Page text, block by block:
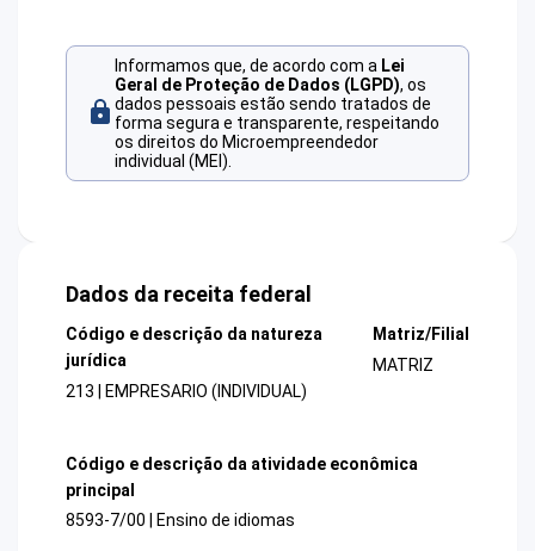
Informamos que, de acordo com a Lei
Geral de Proteção de Dados (LGPD), os
dados pessoais estão sendo tratados de
forma segura e transparente, respeitando
os direitos do Microempreendedor
individual (MEI).
Dados da receita federal
Código e descrição da natureza
jurídica
213 | EMPRESARIO (INDIVIDUAL)
Matriz/Filial
MATRIZ
Código e descrição da atividade econômica
principal
8593-7/00 | Ensino de idiomas